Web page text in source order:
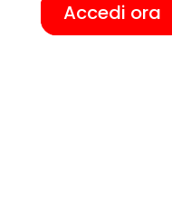
Accedi ora